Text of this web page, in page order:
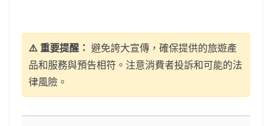
⚠️ 重要提醒： 避免誇大宣傳，確保提供的旅遊產
品和服務與預告相符。注意消費者投訴和可能的法
律風險。